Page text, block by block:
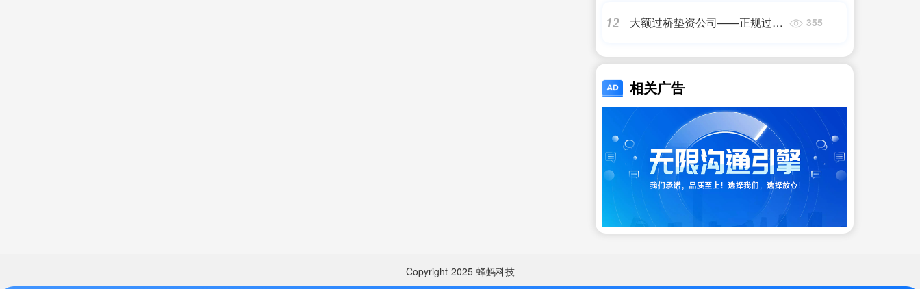
12
大额过桥垫资公司——正规过桥
355
相关广告
Copyright 2025 蜂蚂科技